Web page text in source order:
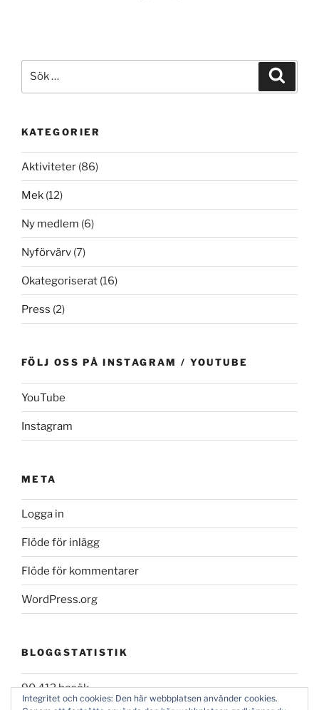
efter:
KATEGORIER
Aktiviteter (86)
Mek (12)
Ny medlem (6)
Nyförvärv (7)
Okategoriserat (16)
Press (2)
FÖLJ OSS PÅ INSTAGRAM / YOUTUBE
YouTube
Instagram
META
Logga in
Flöde för inlägg
Flöde för kommentarer
WordPress.org
BLOGGSTATISTIK
90 412 besök
Integritet och cookies: Den här webbplatsen använder cookies.